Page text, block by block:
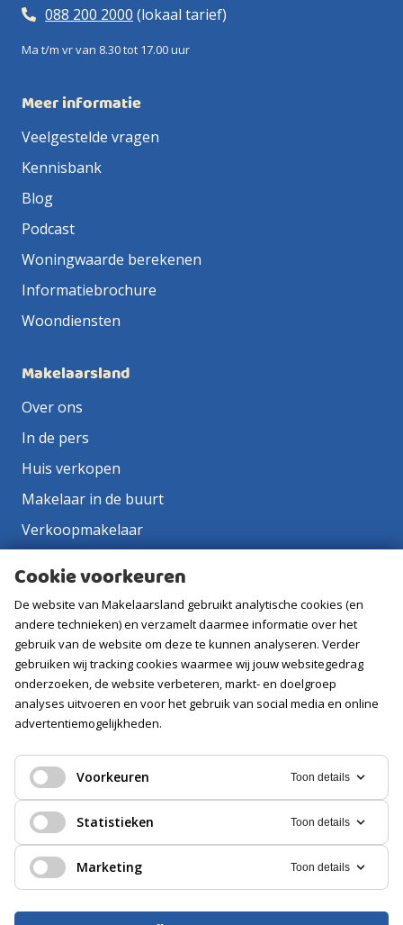
088 200 2000 (lokaal tarief)
Ma t/m vr van 8.30 tot 17.00 uur
Meer informatie
Veelgestelde vragen
Kennisbank
Blog
Podcast
Woningwaarde berekenen
Informatiebrochure
Woondiensten
Makelaarsland
Over ons
In de pers
Huis verkopen
Makelaar in de buurt
Verkoopmakelaar
Vacatures
Volg ons
Cookie voorkeuren
De website van Makelaarsland gebruikt analytische cookies (en
andere technieken) en verzamelt daarmee informatie over het
gebruik van de website om deze te kunnen analyseren. Verder
gebruiken wij tracking cookies waarmee wij jouw websitegedrag
onderzoeken, de website verbeteren, markt- en doelgroep
analyses uitvoeren en voor het gebruik van social media en online
advertentiemogelijkheden.
Voorkeuren Toon details
Statistieken Toon details
Marketing Toon details